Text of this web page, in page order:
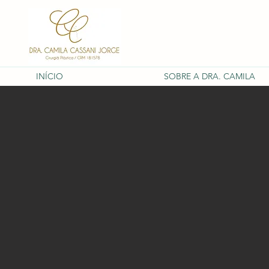
INÍCIO SOBRE A DRA. CAMILA